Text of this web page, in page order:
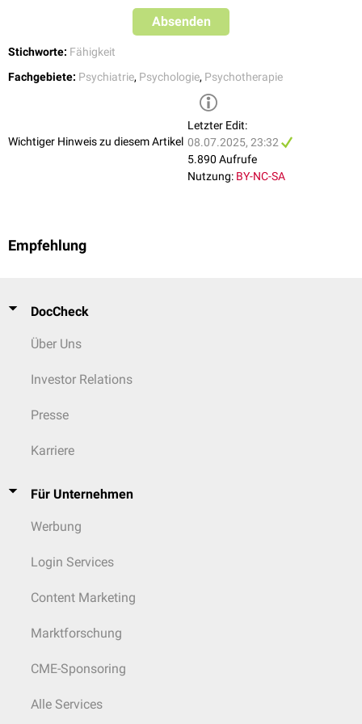
Absenden
Stichworte: Fähigkeit
Fachgebiete: Psychiatrie, Psychologie, Psychotherapie
Wichtiger Hinweis zu diesem Artikel
Letzter Edit:
08.07.2025, 23:32
5.890 Aufrufe
Nutzung: BY-NC-SA
Empfehlung
DocCheck
Über Uns
Investor Relations
Presse
Karriere
Für Unternehmen
Werbung
Login Services
Content Marketing
Marktforschung
CME-Sponsoring
Alle Services